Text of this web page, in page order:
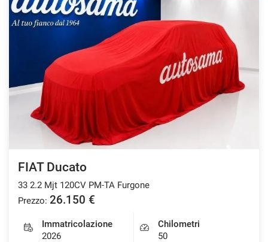
FIAT Ducato
33 2.2 Mjt 120CV PM-TA Furgone
Prezzo: 26.150 €
Immatricolazione
2026
Chilometri
50